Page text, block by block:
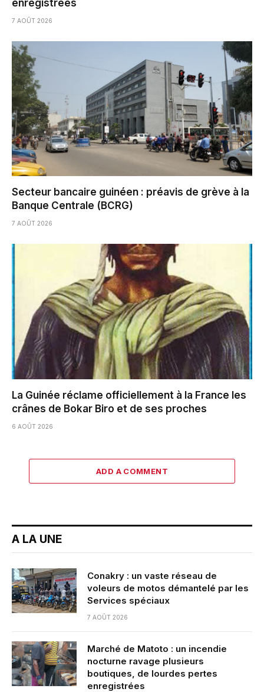
enregistrées
7 AOÛT 2026
Secteur bancaire guinéen : préavis de grève à la
Banque Centrale (BCRG)
7 AOÛT 2026
La Guinée réclame officiellement à la France les
crânes de Bokar Biro et de ses proches
6 AOÛT 2026
ADD A COMMENT
A LA UNE
Conakry : un vaste réseau de
voleurs de motos démantelé par les
Services spéciaux
7 AOÛT 2026
Marché de Matoto : un incendie
nocturne ravage plusieurs
boutiques, de lourdes pertes
enregistrées